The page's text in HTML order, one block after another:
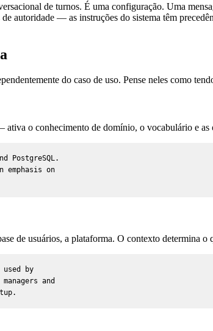
de turnos. É uma configuração. Uma
autoridade — as instruções do sistema têm
do caso de uso. Pense neles como
o conhecimento de domínio, o vocabulário e as
PostgreSQL.
emphasis on
de usuários, a plataforma. O contexto determina o
by
and